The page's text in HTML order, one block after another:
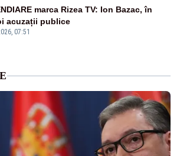
07:51
marca Rizea TV: Ion Bazac, în
acuzații publice